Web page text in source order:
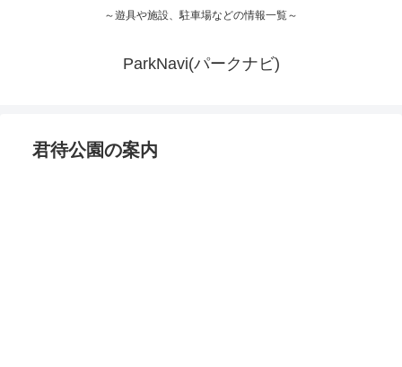
～遊具や施設、駐車場などの情報一覧～
ParkNavi(パークナビ)
君待公園の案内